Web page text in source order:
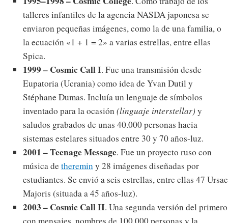
talleres infantiles de la agencia NASDA japonesa se
enviaron pequeñas imágenes, como la de una familia, o
la ecuación «1 + 1 = 2» a varias estrellas, entre ellas
Spica.
1999 – Cosmic Call I. Fue una transmisión desde
Eupatoria (Ucrania) como idea de Yvan Dutil y
Stéphane Dumas. Incluía un lenguaje de símbolos
inventado para la ocasión(linguaje interstellar) y
saludos grabados de unas 40.000 personas hacia
sistemas estelares situados entre 30 y 70 años-luz.
2001 – Teenage Message. Fue un proyecto ruso con
música dethereminy 28 imágenes diseñadas por
estudiantes. Se envió a seis estrellas, entre ellas 47 Ursae
Majoris (situada a 45 años-luz).
2003 – Cosmic Call II. Una segunda versión del primero